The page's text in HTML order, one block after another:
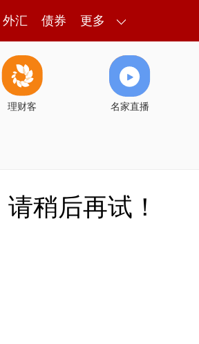
外汇 债券 更多
理财客 名家直播
稍后再试！